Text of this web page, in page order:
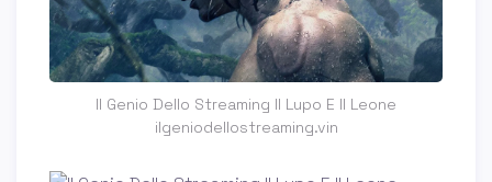
Il Genio Dello Streaming Il Lupo E Il Leone
ilgeniodellostreaming.vin